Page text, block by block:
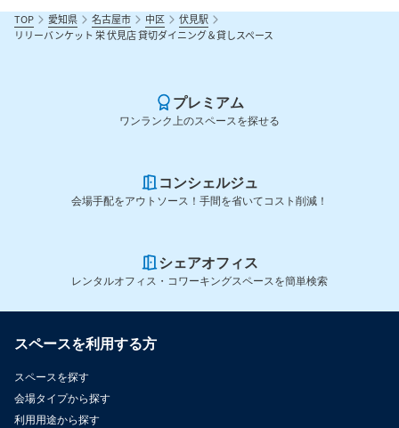
TOP 愛知県 名古屋市 中区
伏見駅
リリーバンケット 栄 伏見店 貸切ダイニング＆貸しスペース
プレミアム
ワンランク上のスペースを探せる
コンシェルジュ
会場手配をアウトソース！手間を省いてコスト削減！
シェアオフィス
レンタルオフィス・コワーキングスペースを簡単検索
スペースを利用する方
スペースを探す
会場タイプから探す
利用用途から探す